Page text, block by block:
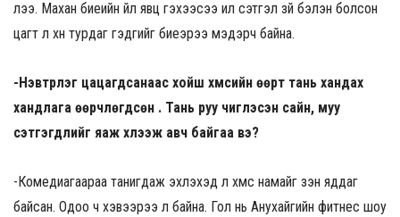
лээ. Махан биеийн үйл явц гэхээсээ илүү сэтгэл зүй бэлэн болсон
цагт л хүн турдаг гэдгийг биеэрээ мэдэрч байна.
-Нэвтрүүлэг цацагдсанаас хойш хүмүүсийн өөрт тань хандах
хандлага өөрчлөгдсөн үү. Тань руу чиглэсэн сайн, муу
сэтгэгдлийг яаж хүлээж авч байгаа вэ?
-Комедиагаараа танигдаж эхлэхэд л хүмүүс намайг үзэн яддаг
байсан. Одоо ч хэвээрээ л байна. Гол нь Aнухайгийн фитнес шоу